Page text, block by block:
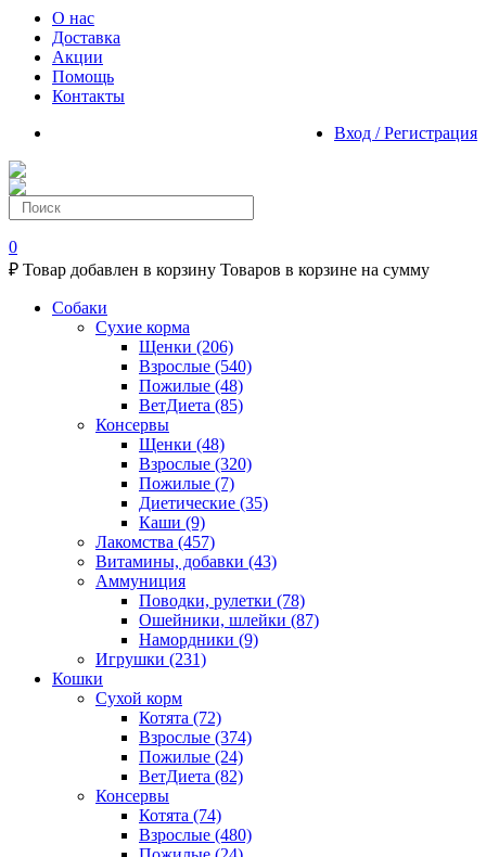
О нас
Доставка
Акции
Помощь
Контакты
Вход / Регистрация
0
₽ Товар добавлен в корзину Товаров в корзине на сумму
Собаки
Сухие корма
Щенки (206)
Взрослые (540)
Пожилые (48)
ВетДиета (85)
Консервы
Щенки (48)
Взрослые (320)
Пожилые (7)
Диетические (35)
Каши (9)
Лакомства (457)
Витамины, добавки (43)
Аммуниция
Поводки, рулетки (78)
Ошейники, шлейки (87)
Намордники (9)
Игрушки (231)
Кошки
Сухой корм
Котята (72)
Взрослые (374)
Пожилые (24)
ВетДиета (82)
Консервы
Котята (74)
Взрослые (480)